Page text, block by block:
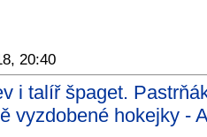
20:40
i talíř špaget.
vyzdobené hokejky -